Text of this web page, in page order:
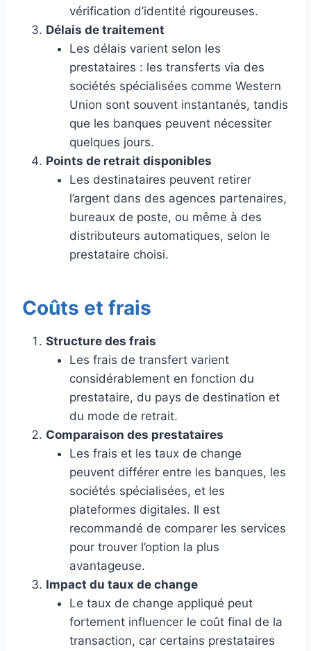
vérification d’identité rigoureuses.
Délais de traitement
Les délais varient selon les
prestataires : les transferts via des
sociétés spécialisées comme Western
Union sont souvent instantanés, tandis
que les banques peuvent nécessiter
quelques jours.
Points de retrait disponibles
Les destinataires peuvent retirer
l’argent dans des agences partenaires,
bureaux de poste, ou même à des
distributeurs automatiques, selon le
prestataire choisi.
Coûts et frais
Structure des frais
Les frais de transfert varient
considérablement en fonction du
prestataire, du pays de destination et
du mode de retrait.
Comparaison des prestataires
Les frais et les taux de change
peuvent différer entre les banques, les
sociétés spécialisées, et les
plateformes digitales. Il est
recommandé de comparer les services
pour trouver l’option la plus
avantageuse.
Impact du taux de change
Le taux de change appliqué peut
fortement influencer le coût final de la
transaction, car certains prestataires